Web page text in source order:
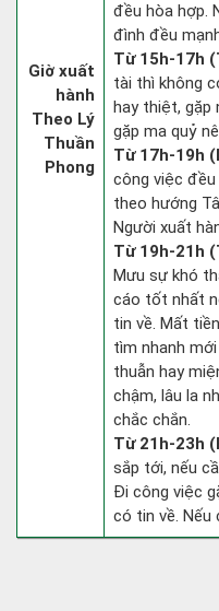
Giờ xuất
hành
Theo Lý
Thuần
Phong
đều hòa hợp.
đình đều
Từ 15h-17h
tài thì không
hay thiệt, gặp
gặp ma quỷ
Từ 17h-19h
công việc
theo hướng
Người xuất
Từ 19h-21h
Mưu sự khó
cáo tốt nhất
tin về. Mất
tìm nhanh
thuẫn hay
chậm, lâu la
chắc chắn.
Từ 21h-23h
sắp tới, nếu
Đi công việc
có tin về. Nếu